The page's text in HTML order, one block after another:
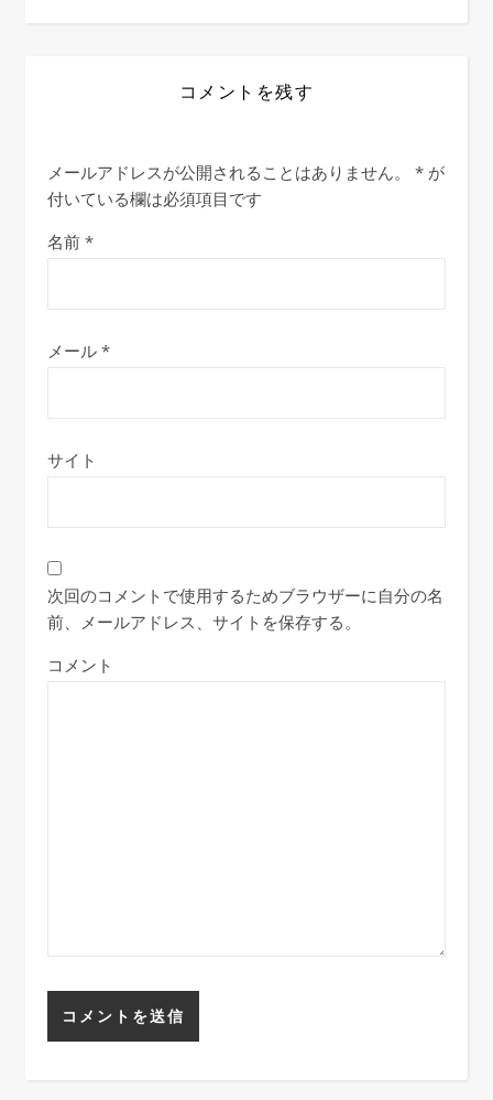
コメントを残す
メールアドレスが公開されることはありません。 * が
付いている欄は必須項目です
名前 *
メール *
サイト
次回のコメントで使用するためブラウザーに自分の名
前、メールアドレス、サイトを保存する。
コメント